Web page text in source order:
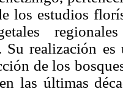
los estudios
Su realización
de los
las últimas